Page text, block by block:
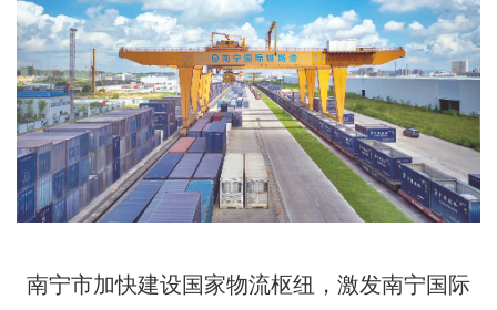
南宁市加快建设国家物流枢纽，激发南宁国际